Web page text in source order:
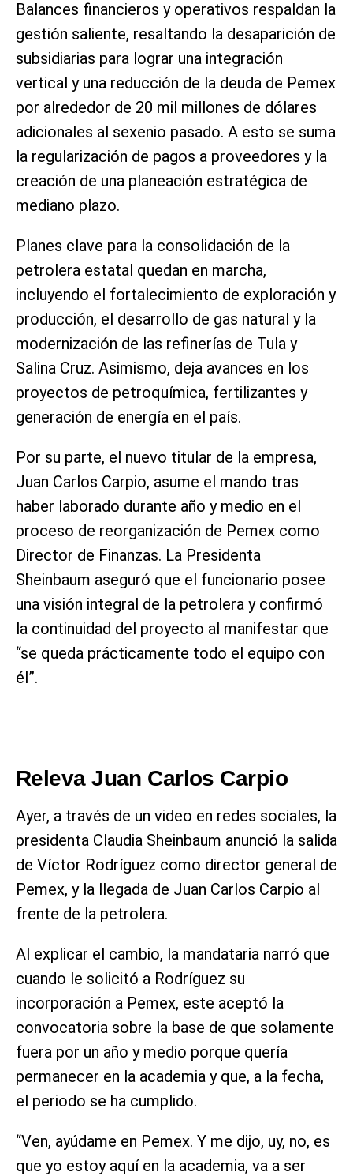
Balances financieros y operativos respaldan la
gestión saliente, resaltando la desaparición de
subsidiarias para lograr una integración
vertical y una reducción de la deuda de Pemex
por alrededor de 20 mil millones de dólares
adicionales al sexenio pasado. A esto se suma
la regularización de pagos a proveedores y la
creación de una planeación estratégica de
mediano plazo.
Planes clave para la consolidación de la
petrolera estatal quedan en marcha,
incluyendo el fortalecimiento de exploración y
producción, el desarrollo de gas natural y la
modernización de las refinerías de Tula y
Salina Cruz. Asimismo, deja avances en los
proyectos de petroquímica, fertilizantes y
generación de energía en el país.
Por su parte, el nuevo titular de la empresa,
Juan Carlos Carpio, asume el mando tras
haber laborado durante año y medio en el
proceso de reorganización de Pemex como
Director de Finanzas. La Presidenta
Sheinbaum aseguró que el funcionario posee
una visión integral de la petrolera y confirmó
la continuidad del proyecto al manifestar que
“se queda prácticamente todo el equipo con
él”.
Releva Juan Carlos Carpio
Ayer, a través de un video en redes sociales, la
presidenta Claudia Sheinbaum anunció la salida
de Víctor Rodríguez como director general de
Pemex, y la llegada de Juan Carlos Carpio al
frente de la petrolera.
Al explicar el cambio, la mandataria narró que
cuando le solicitó a Rodríguez su
incorporación a Pemex, este aceptó la
convocatoria sobre la base de que solamente
fuera por un año y medio porque quería
permanecer en la academia y que, a la fecha,
el periodo se ha cumplido.
“Ven, ayúdame en Pemex. Y me dijo, uy, no, es
que yo estoy aquí en la academia, va a ser